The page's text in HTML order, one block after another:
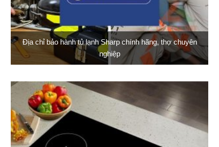
Địa chỉ bảo hành tủ lạnh Sharp chính hãng, thợ chuyên
nghiệp